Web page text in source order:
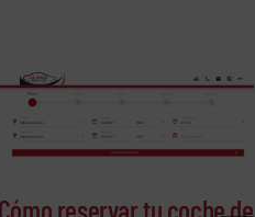
Cómo reservar tu coche de